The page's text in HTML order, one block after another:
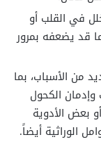
في القلب أو
قد يضعفه بمرور
من الأسباب، بما
الكحول
بعض الأدوية
الوراثية أيضاً.